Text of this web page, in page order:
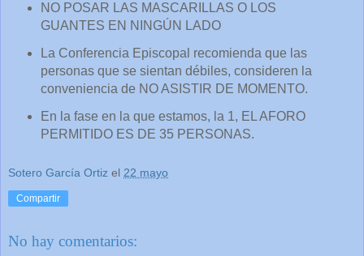
NO POSAR LAS MASCARILLAS O LOS
GUANTES EN NINGÚN LADO
La Conferencia Episcopal recomienda que las
personas que se sientan débiles, consideren la
conveniencia de NO ASISTIR DE MOMENTO.
En la fase en la que estamos, la 1, EL AFORO
PERMITIDO ES DE 35 PERSONAS.
Sotero García Ortiz el 22 mayo
Compartir
No hay comentarios: